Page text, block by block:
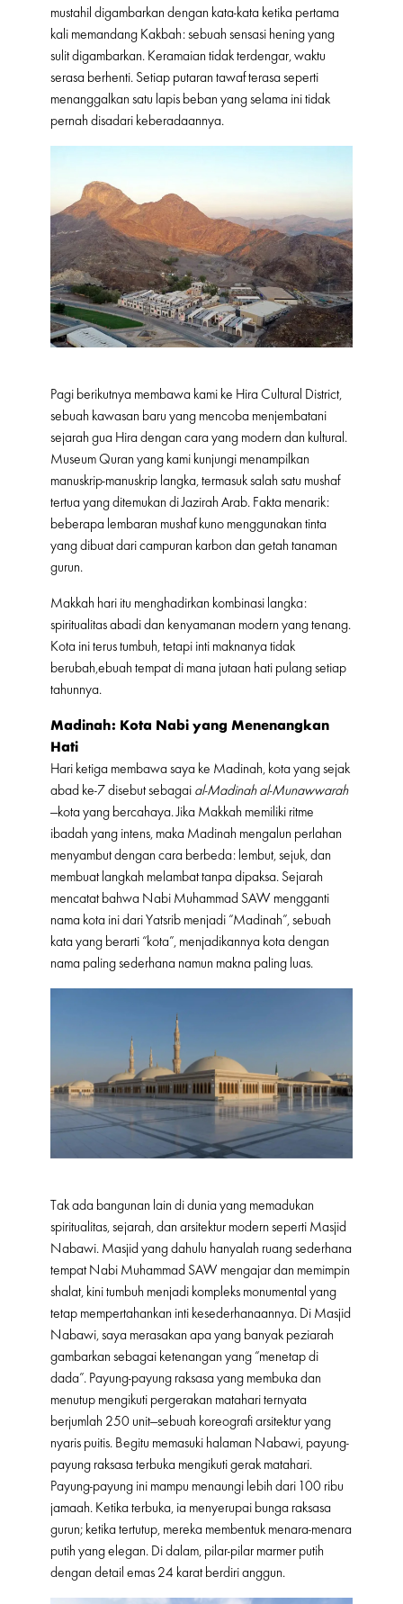
mustahil digambarkan dengan kata-kata ketika pertama
kali memandang Kakbah: sebuah sensasi hening yang
sulit digambarkan. Keramaian tidak terdengar, waktu
serasa berhenti. Setiap putaran tawaf terasa seperti
menanggalkan satu lapis beban yang selama ini tidak
pernah disadari keberadaannya.
Pagi berikutnya membawa kami ke Hira Cultural District,
sebuah kawasan baru yang mencoba menjembatani
sejarah gua Hira dengan cara yang modern dan kultural.
Museum Quran yang kami kunjungi menampilkan
manuskrip-manuskrip langka, termasuk salah satu mushaf
tertua yang ditemukan di Jazirah Arab. Fakta menarik:
beberapa lembaran mushaf kuno menggunakan tinta
yang dibuat dari campuran karbon dan getah tanaman
gurun.
Makkah hari itu menghadirkan kombinasi langka:
spiritualitas abadi dan kenyamanan modern yang tenang.
Kota ini terus tumbuh, tetapi inti maknanya tidak
berubah,ebuah tempat di mana jutaan hati pulang setiap
tahunnya.
Madinah: Kota Nabi yang Menenangkan
Hati
Hari ketiga membawa saya ke Madinah, kota yang sejak
abad ke-7 disebut sebagai al-Madinah al-Munawwarah
—kota yang bercahaya. Jika Makkah memiliki ritme
ibadah yang intens, maka Madinah mengalun perlahan
menyambut dengan cara berbeda: lembut, sejuk, dan
membuat langkah melambat tanpa dipaksa. Sejarah
mencatat bahwa Nabi Muhammad SAW mengganti
nama kota ini dari Yatsrib menjadi “Madinah”, sebuah
kata yang berarti “kota”, menjadikannya kota dengan
nama paling sederhana namun makna paling luas.
Tak ada bangunan lain di dunia yang memadukan
spiritualitas, sejarah, dan arsitektur modern seperti Masjid
Nabawi. Masjid yang dahulu hanyalah ruang sederhana
tempat Nabi Muhammad SAW mengajar dan memimpin
shalat, kini tumbuh menjadi kompleks monumental yang
tetap mempertahankan inti kesederhanaannya. Di Masjid
Nabawi, saya merasakan apa yang banyak peziarah
gambarkan sebagai ketenangan yang “menetap di
dada”. Payung-payung raksasa yang membuka dan
menutup mengikuti pergerakan matahari ternyata
berjumlah 250 unit—sebuah koreografi arsitektur yang
nyaris puitis. Begitu memasuki halaman Nabawi, payung-
payung raksasa terbuka mengikuti gerak matahari.
Payung-payung ini mampu menaungi lebih dari 100 ribu
jamaah. Ketika terbuka, ia menyerupai bunga raksasa
gurun; ketika tertutup, mereka membentuk menara-menara
putih yang elegan. Di dalam, pilar-pilar marmer putih
dengan detail emas 24 karat berdiri anggun.